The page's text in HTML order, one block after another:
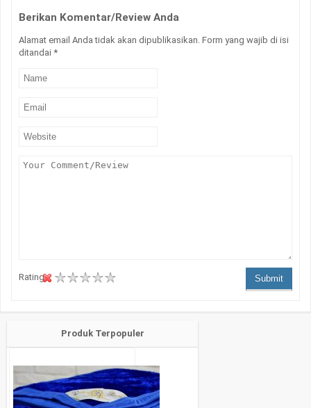
Berikan Komentar/Review Anda
Alamat email Anda tidak akan dipublikasikan. Form yang wajib di isi
ditandai *
Rating : Submit
Produk Terpopuler